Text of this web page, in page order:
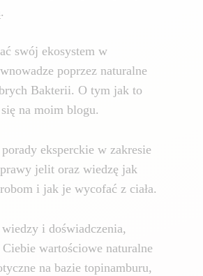
swój ekosystem w
poprzez naturalne
Bakterii. O tym jak to
na moim blogu.
eksperckie w zakresie
jelit oraz wiedzę jak
i jak je wycofać z ciała.
i doświadczenia,
Ciebie wartościowe naturalne
na bazie topinamburu,